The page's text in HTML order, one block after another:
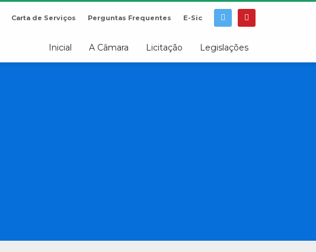
Carta de Serviços Perguntas Frequentes E-Sic
Inicial A Câmara Licitação Legislações